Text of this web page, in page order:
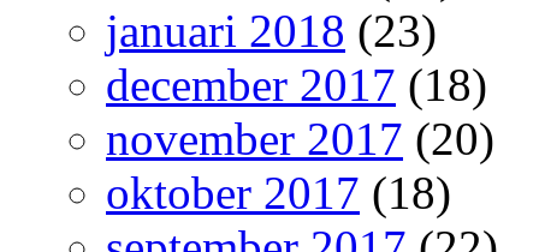
januari 2018 (23)
december 2017 (18)
november 2017 (20)
oktober 2017 (18)